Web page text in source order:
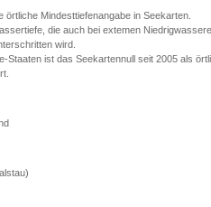
örtliche Mindesttiefenangabe in Seekarten.
die auch bei extemen
wird.
Staaten ist das Seekartennull seit 2005 als